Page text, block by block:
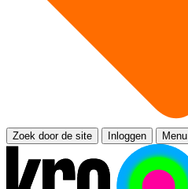
Zoek door de site Inloggen Menu